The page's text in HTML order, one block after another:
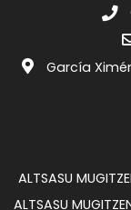
García
ALTSASU